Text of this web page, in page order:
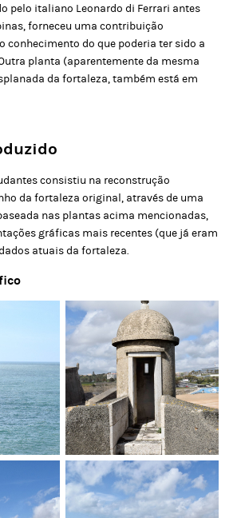
pelo italiano Leonardo di Ferrari antes
forneceu uma contribuição
conhecimento do que poderia ter sido a
planta (aparentemente da mesma
da fortaleza, também está em
consistiu na reconstrução
da fortaleza original, através de uma
nas plantas acima mencionadas,
gráficas mais recentes (que já eram
atuais da fortaleza.